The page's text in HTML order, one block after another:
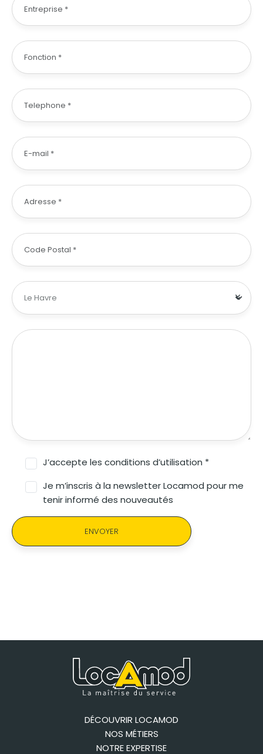
J’accepte les conditions d’utilisation *
Je m’inscris à la newsletter Locamod pour me
tenir informé des nouveautés
ENVOYER
DÉCOUVRIR LOCAMOD
NOS MÉTIERS
NOTRE EXPERTISE